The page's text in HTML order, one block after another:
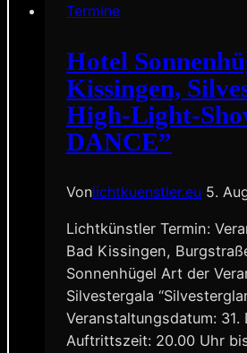
Termine
Hotel
Kissingen,
High-Light-
DANCE”
Vonlichtkuenstler.eu 5.
Lichtkünstler Termin:
Bad Kissingen,
Sonnenhügel Art der
Silvestergala
Veranstaltungsdatum: 31.
Auftrittszeit: 20.00 Uhr